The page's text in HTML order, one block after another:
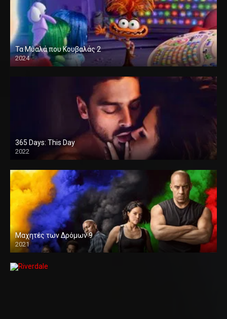
Τα Μυαλά που Κουβαλάς 2
2024
365 Days: This Day
2022
Μαχητές των Δρόμων 9
2021